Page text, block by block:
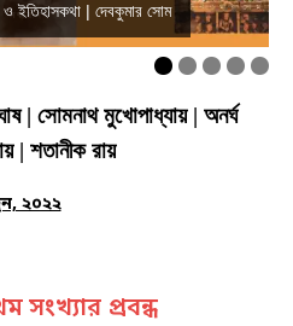
ও ইতিহাসকথা | দেবকুমার সোম
| সোমনাথ মুখোপাধ্যায় | অনর্ঘ
| শতানীক রায়
২০২২
সংখ্যার প্রবন্ধ